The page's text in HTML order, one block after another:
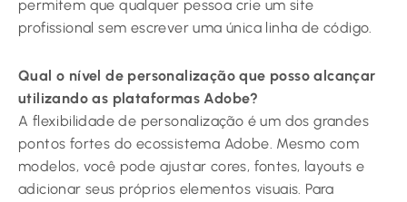
permitem que qualquer pessoa crie um site
profissional sem escrever uma única linha de código.
Qual o nível de personalização que posso alcançar
utilizando as plataformas Adobe?
A flexibilidade de personalização é um dos grandes
pontos fortes do ecossistema Adobe. Mesmo com
modelos, você pode ajustar cores, fontes, layouts e
adicionar seus próprios elementos visuais. Para